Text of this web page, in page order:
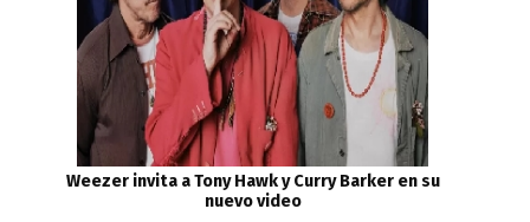
Weezer invita a Tony Hawk y Curry Barker en su
nuevo video